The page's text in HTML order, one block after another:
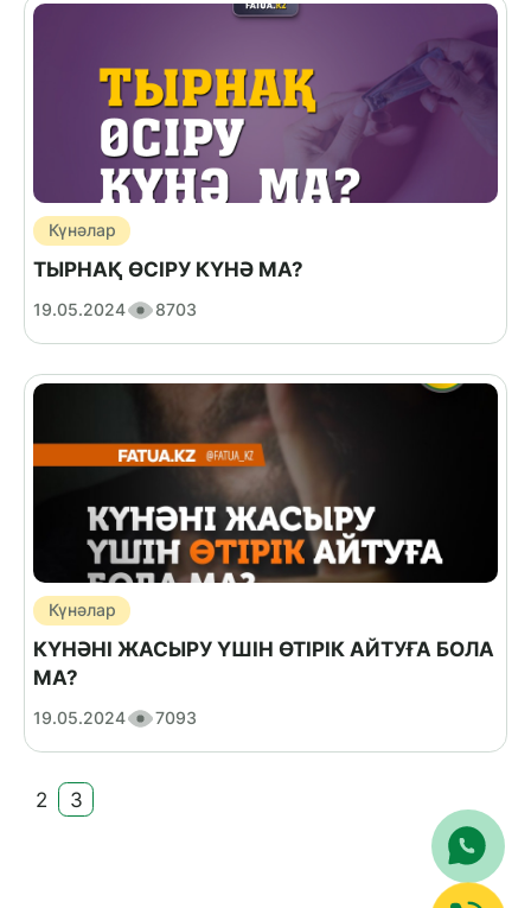
Күнәлар
ТЫРНАҚ ӨСІРУ КҮНӘ МА?
19.05.2024 8703
Күнәлар
КҮНӘНІ ЖАСЫРУ ҮШІН ӨТІРІК АЙТУҒА БОЛА
МА?
19.05.2024 7093
2 3